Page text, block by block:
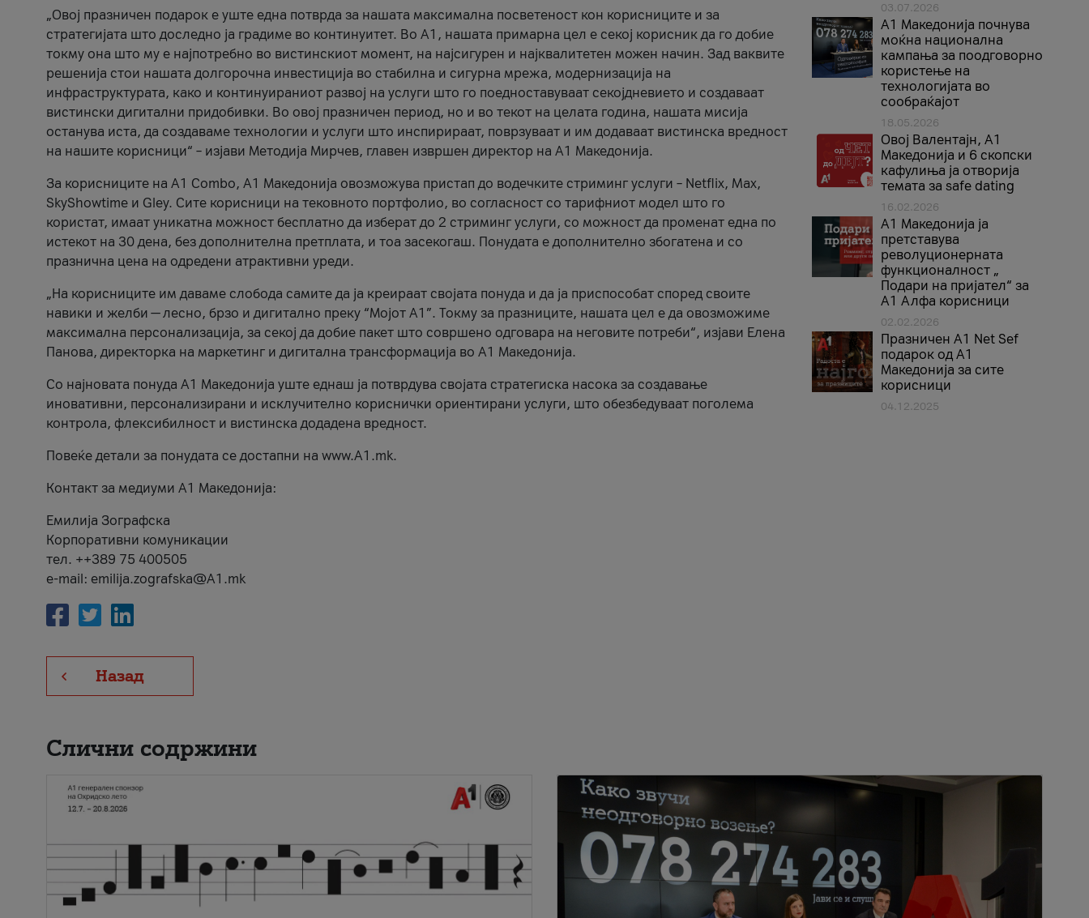
„Овој празничен подарок е уште една потврда за нашата максимална посветеност кон корисниците и за
стратегијата што доследно ја градиме во континуитет. Во А1, нашата примарна цел е секој корисник да го добие
токму она што му е најпотребно во вистинскиот момент, на најсигурен и најквалитетен можен начин. Зад ваквите
решенија стои нашата долгорочна инвестиција во стабилна и сигурна мрежа, модернизација на
инфраструктурата, како и континуираниот развој на услуги што го поедноставуваат секојдневието и создаваат
вистински дигитални придобивки. Во овој празничен период, но и во текот на целата година, нашата мисија
останува иста, да создаваме технологии и услуги што инспирираат, поврзуваат и им додаваат вистинска вредност
на нашите корисници“ – изјави Методија Мирчев, главен извршен директор на А1 Македонија.
За корисниците на A1 Combo, А1 Македонија овозможува пристап до водечките стриминг услуги – Netflix, Max,
SkyShowtime и Gley. Сите корисници на тековното портфолио, во согласност со тарифниот модел што го
користат, имаат уникатна можност бесплатно да изберат до 2 стриминг услуги, со можност да променат една по
истекот на 30 дена, без дополнителна претплата, и тоа засекогаш. Понудата е дополнително збогатена и со
празнична цена на одредени атрактивни уреди.
„На корисниците им даваме слобода самите да ја креираат својата понуда и да ја приспособат според своите
навики и желби — лесно, брзо и дигитално преку “Мојот А1”. Токму за празниците, нашата цел е да овозможиме
максимална персонализација, за секој да добие пакет што совршено одговара на неговите потреби“, изјави Елена
Панова, директорка на маркетинг и дигитална трансформација во А1 Македонија.
Со најновата понуда А1 Македонија уште еднаш ја потврдува својата стратегиска насока за создавање
иновативни, персонализирани и исклучително кориснички ориентирани услуги, што обезбедуваат поголема
контрола, флексибилност и вистинска додадена вредност.
Повеќе детали за понудата се достапни на www.А1.mk.
Контакт за медиуми А1 Македонија:
Емилија Зографска
Корпоративни комуникации
тел. ++389 75 400505
e-mail: emilija.zografska@A1.mk
Назад
03.07.2026
A1 Македонија почнува
моќна национална
кампања за поодговорно
користење на
технологијата во
сообраќајот
18.05.2026
Овој Валентајн, A1
Македонија и 6 скопски
кафулиња ја отворија
темата за safe dating
16.02.2026
А1 Македонија ја
претставува
револуционерната
функционалност „
Подари на пријател“ за
А1 Алфа корисници
02.02.2026
Празничен A1 Net Sеf
подарок од А1
Македонија за сите
корисници
04.12.2025
Слични содржини